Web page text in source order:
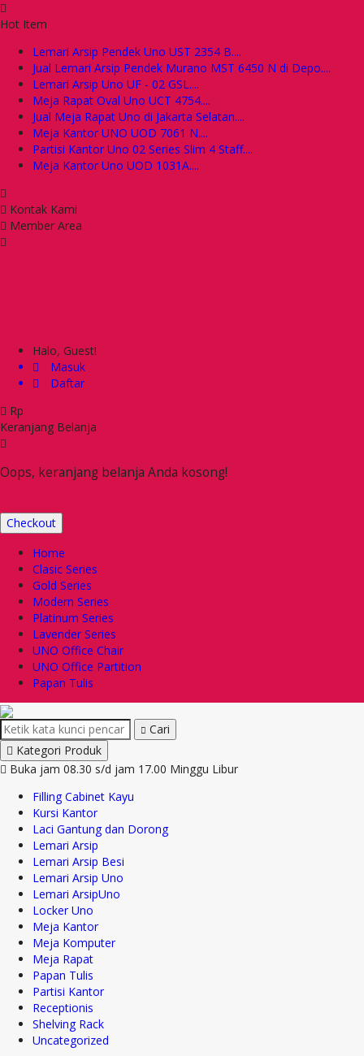
Hot Item
Lemari Arsip Pendek Uno UST 2354 B....
Jual Lemari Arsip Pendek Murano MST 6450 N di Depo....
Lemari Arsip Uno UF - 02 GSL....
Meja Rapat Oval Uno UCT 4754....
Jual Meja Rapat Uno di Jakarta Selatan....
Meja Kantor UNO UOD 7061 N....
Partisi Kantor Uno 02 Series Slim 4 Staff....
Meja Kantor Uno UOD 1031A....
Kontak Kami
Member Area
Halo, Guest!
Masuk
Daftar
Rp
Keranjang Belanja
Oops, keranjang belanja Anda kosong!
Checkout
Home
Clasic Series
Gold Series
Modern Series
Platinum Series
Lavender Series
UNO Office Chair
UNO Office Partition
Papan Tulis
Cari
Kategori Produk
Buka jam 08.30 s/d jam 17.00 Minggu Libur
Filling Cabinet Kayu
Kursi Kantor
Laci Gantung dan Dorong
Lemari Arsip
Lemari Arsip Besi
Lemari Arsip Uno
Lemari ArsipUno
Locker Uno
Meja Kantor
Meja Komputer
Meja Rapat
Papan Tulis
Partisi Kantor
Receptionis
Shelving Rack
Uncategorized